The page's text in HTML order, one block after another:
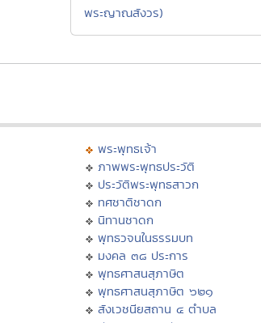
พระญาณสังวร)
พระพุทธเจ้า
ภาพพระพุทธประวัติ
ประวัติพระพุทธสาวก
ทศชาติชาดก
นิทานชาดก
พุทธวจนในธรรมบท
มงคล ๓๘ ประการ
พุทธศาสนสุภาษิต
พุทธศาสนสุภาษิต ๖๒๑
สังเวชนียสถาน ๔ ตำบล